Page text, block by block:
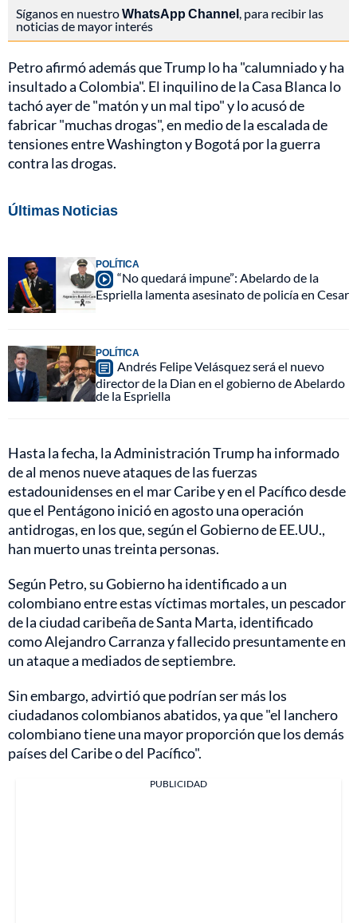
Síganos en nuestroWhatsApp Channel, para recibir las
noticias de mayor interés
Petro afirmó además que Trump lo ha "calumniado y ha
insultado a Colombia". El inquilino de la Casa Blanca lo
tachó ayer de "matón y un mal tipo" y lo acusó de
fabricar "muchas drogas", en medio de la escalada de
tensiones entre Washington y Bogotá por la guerra
contra las drogas.
Últimas Noticias
POLÍTICA
“No quedará impune”: Abelardo de la
Espriella lamenta asesinato de policía en Cesar
POLÍTICA
Andrés Felipe Velásquez será el nuevo
director de la Dian en el gobierno de Abelardo
de la Espriella
Hasta la fecha, la Administración Trump ha informado
de al menos nueve ataques de las fuerzas
estadounidenses en el mar Caribe y en el Pacífico desde
que el Pentágono inició en agosto una operación
antidrogas, en los que, según el Gobierno de EE.UU.,
han muerto unas treinta personas.
Según Petro, su Gobierno ha identificado a un
colombiano entre estas víctimas mortales, un pescador
de la ciudad caribeña de Santa Marta, identificado
como Alejandro Carranza y fallecido presuntamente en
un ataque a mediados de septiembre.
Sin embargo, advirtió que podrían ser más los
ciudadanos colombianos abatidos, ya que "el lanchero
colombiano tiene una mayor proporción que los demás
países del Caribe o del Pacífico".
PUBLICIDAD